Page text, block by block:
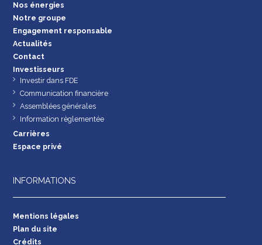
Nos énergies
Notre groupe
Engagement responsable
Actualités
Contact
Investisseurs
Investir dans FDE
Communication financière
Assemblées générales
Information règlementée
Carrières
Espace privé
INFORMATIONS
Mentions légales
Plan du site
Crédits